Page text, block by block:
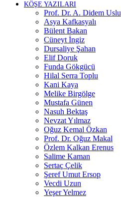
KÖŞE YAZILARI
Prof. Dr. A. Didem Uslu
Asya Kafkasyalı
Bülent Bakan
Cüneyt İngiz
Dursaliye Şahan
Elif Doruk
Funda Gökgücü
Hilal Serra Toplu
Kani Kaya
Melike Birgölge
Mustafa Günen
Nasuh Bektaş
Nevzat Yılmaz
Oğuz Kemal Özkan
Prof. Dr. Oğuz Makal
Özlem Kalkan Erenus
Salime Kaman
Sertaç Çelik
Şeref Umut Ersop
Vecdi Uzun
Yeşer Yelmez